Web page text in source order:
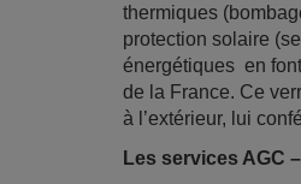
thermiques
protection solaire
énergétiques en
de la France. Ce
à l’extérieur, lui
Les services AGC